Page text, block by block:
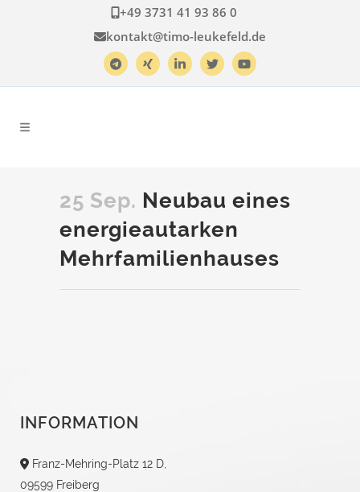
+49 3731 41 93 86 0
kontakt@timo-leukefeld.de
25 Sep. Neubau eines
energieautarken
Mehrfamilienhauses
INFORMATION
Franz-Mehring-Platz 12 D,
09599 Freiberg